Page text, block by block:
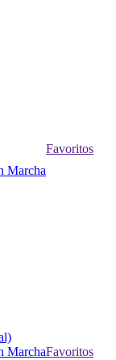
Favoritos
Favoritos